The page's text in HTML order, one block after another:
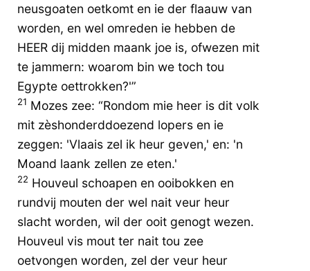
neusgoaten oetkomt en ie der flaauw van
worden, en wel omreden ie hebben de
HEER dij midden maank joe is, ofwezen mit
te jammern: woarom bin we toch tou
Egypte oettrokken?'”
21 Mozes zee: “Rondom mie heer is dit volk
mit zèshonderddoezend lopers en ie
zeggen: 'Vlaais zel ik heur geven,' en: 'n
Moand laank zellen ze eten.'
22 Houveul schoapen en ooibokken en
rundvij mouten der wel nait veur heur
slacht worden, wil der ooit genogt wezen.
Houveul vis mout ter nait tou zee
oetvongen worden, zel der veur heur